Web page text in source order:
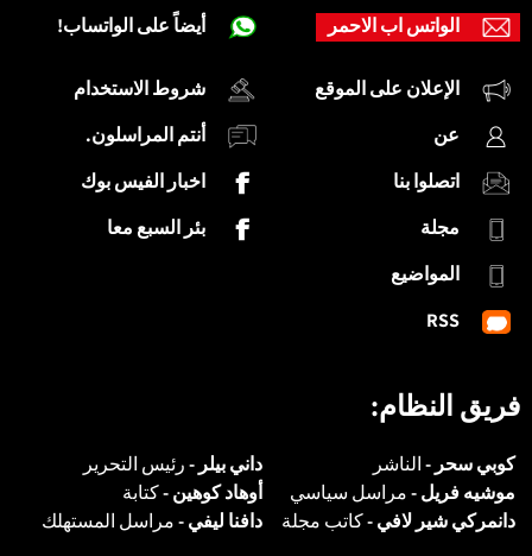
أيضاً على الواتساب!
شروط الاستخدام
أنتم المراسلون.
اخبار الفيس بوك
بئر السبع معا
الواتس اب الاحمر
الإعلان على الموقع
عن
اتصلوا بنا
مجلة
المواضيع
RSS
فريق النظام:
كوبي سحر -الناشر داني بيلر -رئيس التحرير
موشيه فريل -مراسل سياسي أوهاد كوهين -كتابة
دانمركي شير لافي -كاتب مجلة دافنا ليفي -مراسل المستهلك